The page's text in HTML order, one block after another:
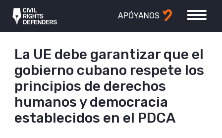
APÓYANOS
La UE debe garantizar que el
gobierno cubano respete los
principios de derechos
humanos y democracia
establecidos en el PDCA